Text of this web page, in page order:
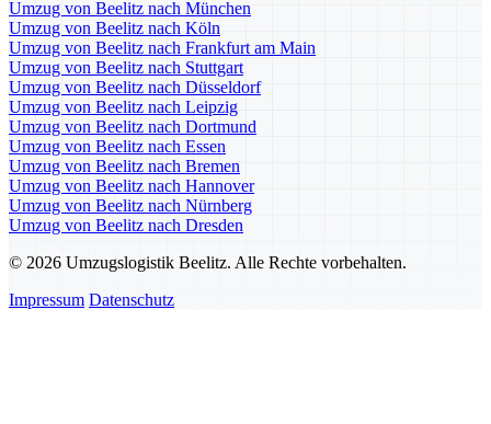
Umzug von Beelitz nach München
Umzug von Beelitz nach Köln
Umzug von Beelitz nach Frankfurt am Main
Umzug von Beelitz nach Stuttgart
Umzug von Beelitz nach Düsseldorf
Umzug von Beelitz nach Leipzig
Umzug von Beelitz nach Dortmund
Umzug von Beelitz nach Essen
Umzug von Beelitz nach Bremen
Umzug von Beelitz nach Hannover
Umzug von Beelitz nach Nürnberg
Umzug von Beelitz nach Dresden
© 2026 Umzugslogistik Beelitz. Alle Rechte vorbehalten.
Impressum Datenschutz